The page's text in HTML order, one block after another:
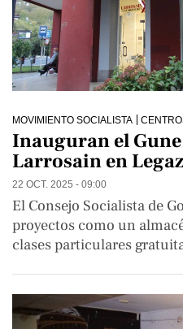
MOVIMIENTO SOCIALISTA
Inauguran el
Larrosain en
22 OCT. 2025 - 09:00
El Consejo Socialista de
proyectos como un
clases particulares